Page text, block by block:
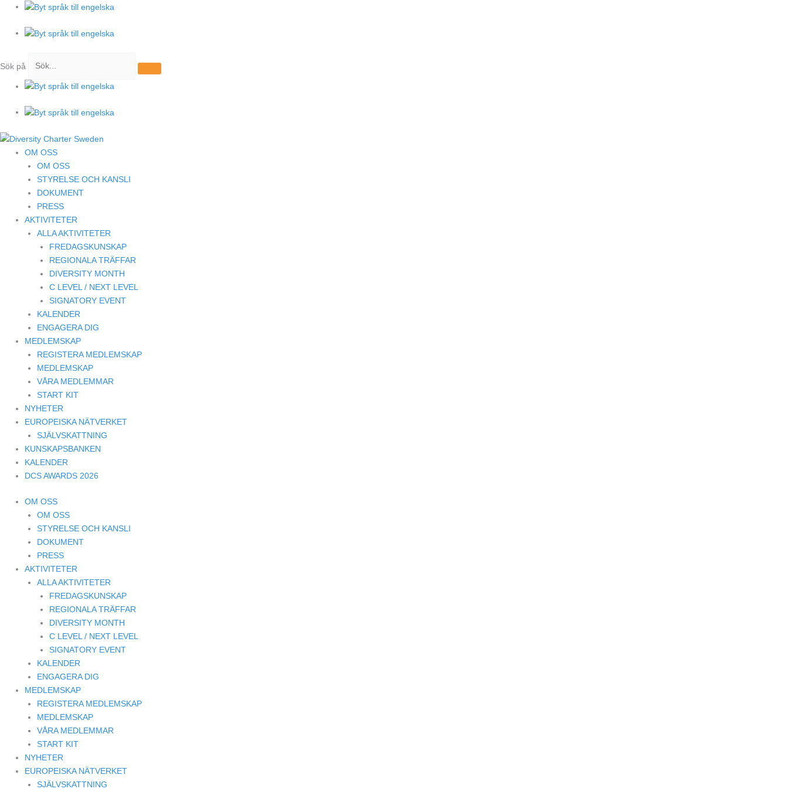
Hoppa
innehåll
Sök på
OM OSS
OM OSS
STYRELSE OCH KANSLI
DOKUMENT
PRESS
AKTIVITETER
ALLA AKTIVITETER
FREDAGSKUNSKAP
REGIONALA TRÄFFAR
DIVERSITY MONTH
C LEVEL / NEXT LEVEL
SIGNATORY EVENT
KALENDER
ENGAGERA DIG
MEDLEMSKAP
REGISTERA MEDLEMSKAP
MEDLEMSKAP
VÅRA MEDLEMMAR
START KIT
NYHETER
EUROPEISKA NÄTVERKET
SJÄLVSKATTNING
KUNSKAPSBANKEN
KALENDER
DCS AWARDS 2026
OM OSS
OM OSS
STYRELSE OCH KANSLI
DOKUMENT
PRESS
AKTIVITETER
ALLA AKTIVITETER
FREDAGSKUNSKAP
REGIONALA TRÄFFAR
DIVERSITY MONTH
C LEVEL / NEXT LEVEL
SIGNATORY EVENT
KALENDER
ENGAGERA DIG
MEDLEMSKAP
REGISTERA MEDLEMSKAP
MEDLEMSKAP
VÅRA MEDLEMMAR
START KIT
NYHETER
EUROPEISKA NÄTVERKET
SJÄLVSKATTNING